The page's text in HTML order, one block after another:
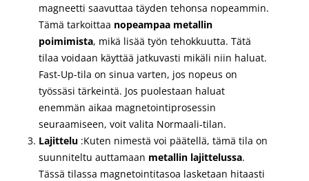
magneetti saavuttaa täyden tehonsa nopeammin.
Tämä tarkoittaa nopeampaa metallin
poimimista, mikä lisää työn tehokkuutta. Tätä
tilaa voidaan käyttää jatkuvasti mikäli niin haluat.
Fast-Up-tila on sinua varten, jos nopeus on
työssäsi tärkeintä. Jos puolestaan haluat
enemmän aikaa magnetointiprosessin
seuraamiseen, voit valita Normaali-tilan.
Lajittelu :Kuten nimestä voi päätellä, tämä tila on
suunniteltu auttamaan metallin lajittelussa.
Tässä tilassa magnetointitasoa lasketaan hitaasti